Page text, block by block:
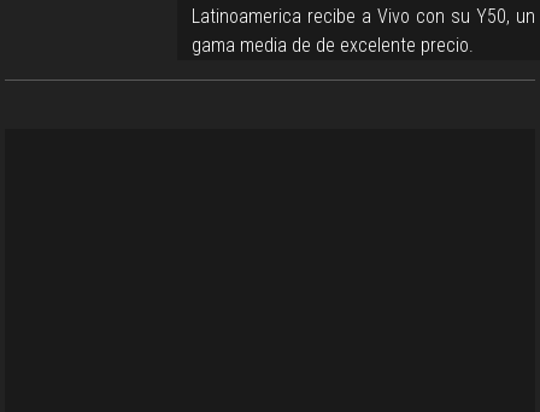
Latinoamerica recibe a Vivo con su Y50, un
gama media de de excelente precio.